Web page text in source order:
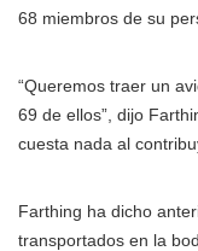
68 miembros de su
“Queremos traer un
69 de ellos”, dijo
cuesta nada al
Farthing ha dicho
transportados en la